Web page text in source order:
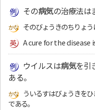
その病気の治療法は
そのびょうきのちりょ
A cure for the disease
ウイルスは病気を引
ある。
ういるすはびょうきを
である。